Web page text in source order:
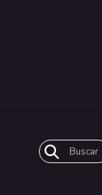
Buscar